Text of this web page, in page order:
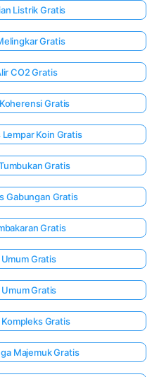
Listrik Gratis
Gratis
CO2 Gratis
Gratis
Koin Gratis
Gratis
Gabungan Gratis
Gratis
Gratis
Gratis
Gratis
Majemuk Gratis